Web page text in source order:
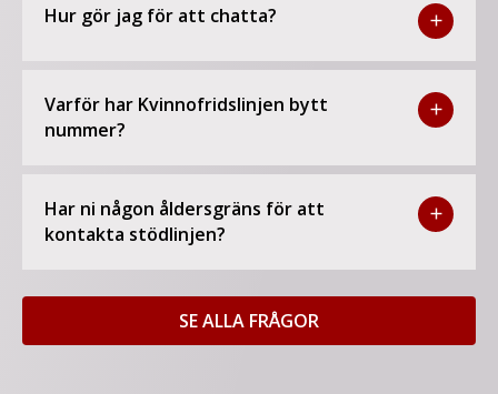
Hur gör jag för att chatta? add
Varför har Kvinnofridslinjen bytt
nummer?
add
Har ni någon åldersgräns för att
kontakta stödlinjen?
add
SE ALLA FRÅGOR